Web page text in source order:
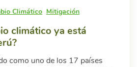
Climático Mitigación
climático ya está
como uno de los 17 países